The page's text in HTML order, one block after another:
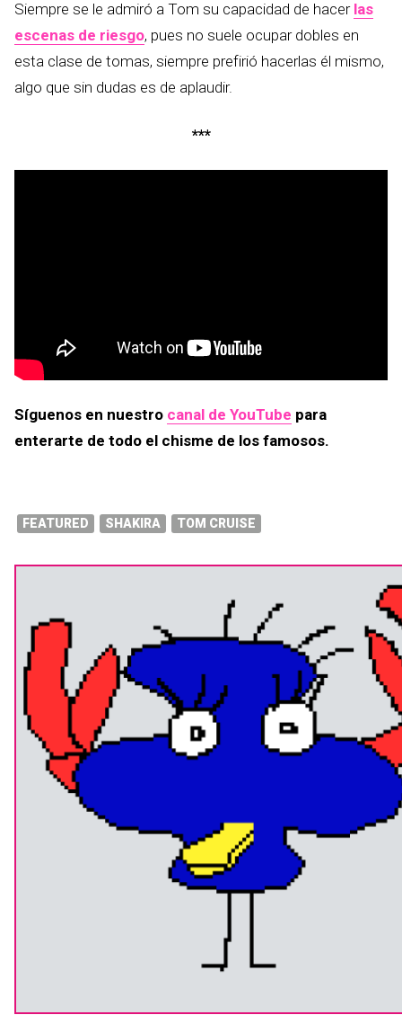
Siempre se le admiró a Tom su capacidad de hacer las
escenas de riesgo, pues no suele ocupar dobles en
esta clase de tomas, siempre prefirió hacerlas él mismo,
algo que sin dudas es de aplaudir.
***
Síguenos en nuestro canal de YouTube para
enterarte de todo el chisme de los famosos.
FEATURED SHAKIRA TOM CRUISE